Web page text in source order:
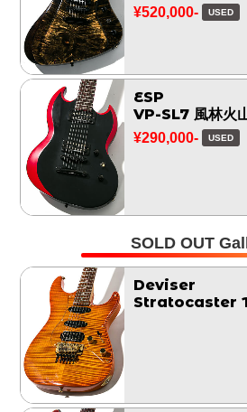
¥520,000- USED
ESP
VP-SL7 風林火
¥290,000- USED
SOLD OUT
Deviser
Stratocaster